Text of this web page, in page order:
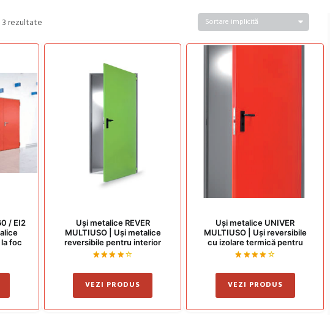
rezultate
/ EI2
foc
Uși metalice REVER
MULTIUSO | Uși metalice
reversibile pentru interior
la
din 5
VEZI PRODUS
Uși metalice UNIVER
MULTIUSO | Uși reversibile
cu izolare termică pentru
interior și exterior
la
din 5
VEZI PRODUS